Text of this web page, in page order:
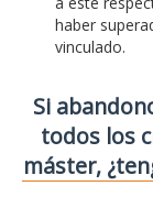
haber
vinculado.
Si
todos los
máster,